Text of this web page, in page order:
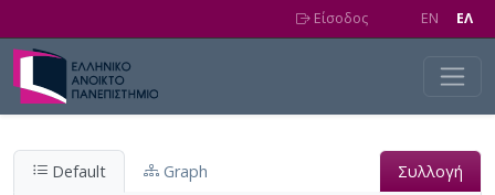
Είσοδος EN EΛ
Default Graph Συλλογή